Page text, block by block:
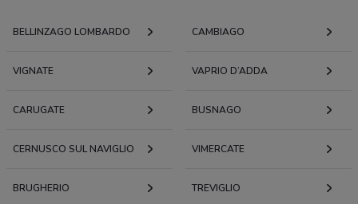
BELLINZAGO LOMBARDO CAMBIAGO
VIGNATE VAPRIO D’ADDA
CARUGATE BUSNAGO
CERNUSCO SUL NAVIGLIO VIMERCATE
BRUGHERIO TREVIGLIO